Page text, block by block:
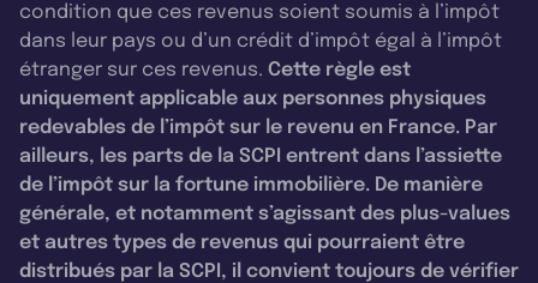
condition que ces revenus soient soumis à l’impôt
dans leur pays ou d’un crédit d’impôt égal à l’impôt
étranger sur ces revenus. Cette règle est
uniquement applicable aux personnes physiques
redevables de l’impôt sur le revenu en France. Par
ailleurs, les parts de la SCPI entrent dans l’assiette
de l’impôt sur la fortune immobilière. De manière
générale, et notamment s’agissant des plus-values
et autres types de revenus qui pourraient être
distribués par la SCPI, il convient toujours de vérifier